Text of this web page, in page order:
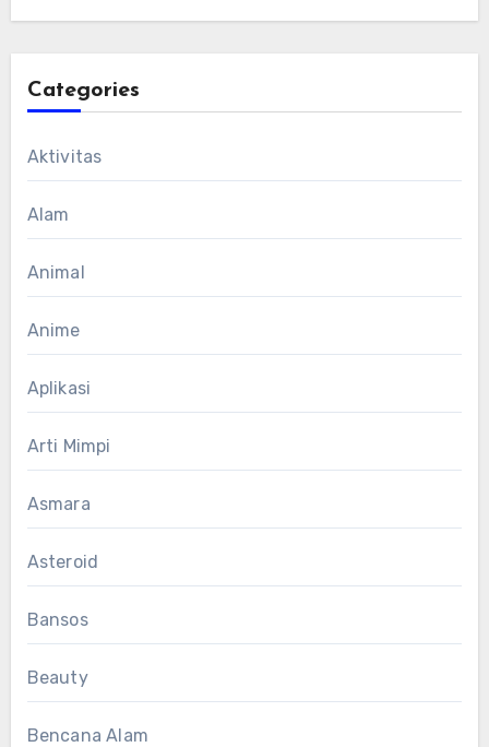
Categories
Aktivitas
Alam
Animal
Anime
Aplikasi
Arti Mimpi
Asmara
Asteroid
Bansos
Beauty
Bencana Alam